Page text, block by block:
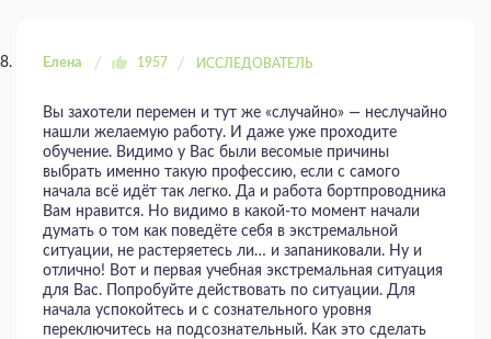
Елена 1957 ИССЛЕДОВАТЕЛЬ
Вы захотели перемен и тут же «случайно» — неслучайно
нашли желаемую работу. И даже уже проходите
обучение. Видимо у Вас были весомые причины
выбрать именно такую профессию, если с самого
начала всё идёт так легко. Да и работа бортпроводника
Вам нравится. Но видимо в какой-то момент начали
думать о том как поведёте себя в экстремальной
ситуации, не растеряетесь ли… и запаниковали. Ну и
отлично! Вот и первая учебная экстремальная ситуация
для Вас. Попробуйте действовать по ситуации. Для
начала успокойтесь и с сознательного уровня
переключитесь на подсознательный. Как это сделать